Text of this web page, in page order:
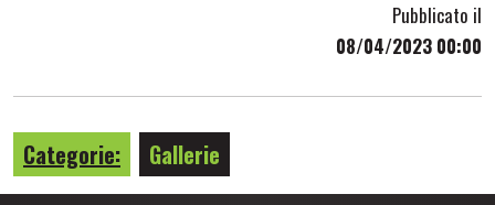
Pubblicato il
08/04/2023 00:00
Categorie: Gallerie